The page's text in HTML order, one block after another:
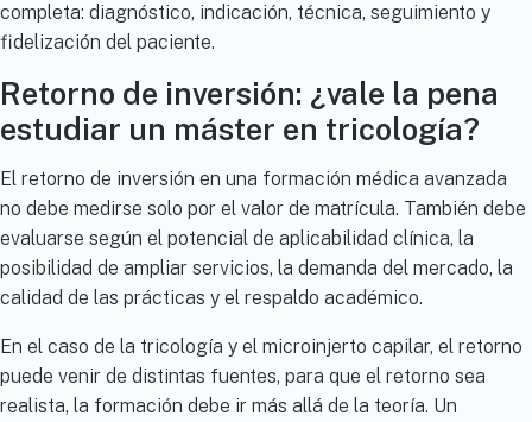
completa: diagnóstico, indicación, técnica, seguimiento y
fidelización del paciente.
Retorno de inversión: ¿vale la pena
estudiar un máster en tricología?
El retorno de inversión en una formación médica avanzada
no debe medirse solo por el valor de matrícula. También debe
evaluarse según el potencial de aplicabilidad clínica, la
posibilidad de ampliar servicios, la demanda del mercado, la
calidad de las prácticas y el respaldo académico.
En el caso de la tricología y el microinjerto capilar, el retorno
puede venir de distintas fuentes, para que el retorno sea
realista, la formación debe ir más allá de la teoría. Un